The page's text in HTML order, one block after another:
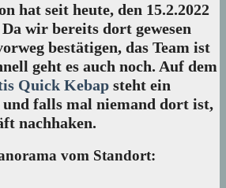
hat seit heute, den 15.2.2022
wir bereits dort gewesen
bestätigen, das Team ist
geht es auch noch. Auf dem
Quick Kebap steht ein
falls mal niemand dort ist,
nachhaken.
vom Standort: